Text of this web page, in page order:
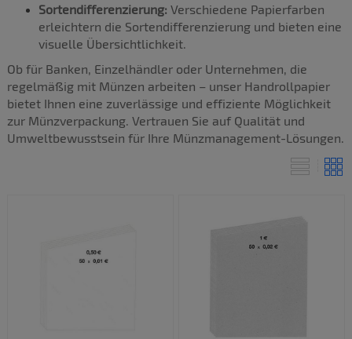
Sortendifferenzierung: Verschiedene Papierfarben
erleichtern die Sortendifferenzierung und bieten eine
visuelle Übersichtlichkeit.
Ob für Banken, Einzelhändler oder Unternehmen, die
regelmäßig mit Münzen arbeiten – unser Handrollpapier
bietet Ihnen eine zuverlässige und effiziente Möglichkeit
zur Münzverpackung. Vertrauen Sie auf Qualität und
Umweltbewusstsein für Ihre Münzmanagement-Lösungen.